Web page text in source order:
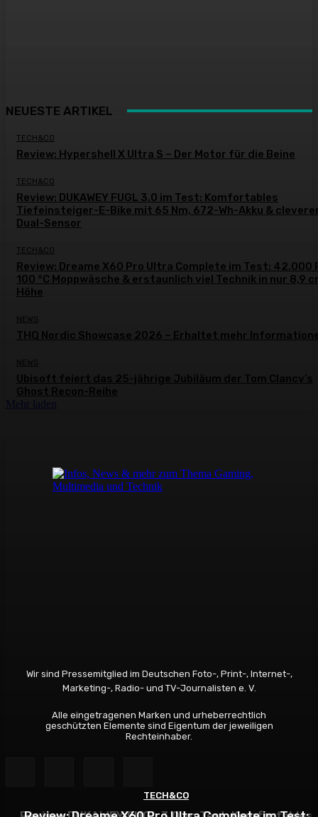
TECH&CO
TECH&CO
NEUESTE ARTIKEL
TECH&CO
Review: Hypershell X Ultra S – Der Motor für die Beine
TECH&CO
Review: DUKAWEY FUGL 3.0 im Test: Komfortables
Tiefeinsteiger-E-Bike mit 65 Nm, 672-Wh-Akku &
Dual-Sensor
TECH&CO
Review: Dreame X60 Pro Ultra Complete im Test: 42.000
100 °C Moppwäsche & erstaunlich viel Technik in nur 8,9
Höhe
NEWS
THQ Nordic Showcase 2026 – Erhaltet mehr
NEWS
Ubisoft feiert das 25-jährige Jubiläum der Tom Clancy’s
Ghost Recon-Reihe
Wir sind Pressemitglied im Deutschen Foto-, Print-, Internet-,
Marketing-, Radio- und TV-Journalisten e. V.
Alle eingetragenen Marken und urheberrechtlich
geschützten Elemente sind Eigentum der jeweiligen
Rechteinhaber.